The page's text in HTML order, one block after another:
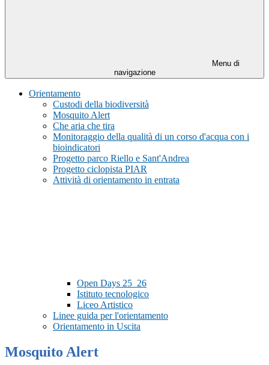
Menu di
navigazione
Orientamento
Custodi della biodiversità
Mosquito Alert
Che aria che tira
Monitoraggio della qualità di un corso d'acqua con i
bioindicatori
Progetto parco Riello e Sant'Andrea
Progetto ciclopista PIAR
Attività di orientamento in entrata
Open Days 25_26
Istituto tecnologico
Liceo Artistico
Linee guida per l'orientamento
Orientamento in Uscita
Mosquito Alert